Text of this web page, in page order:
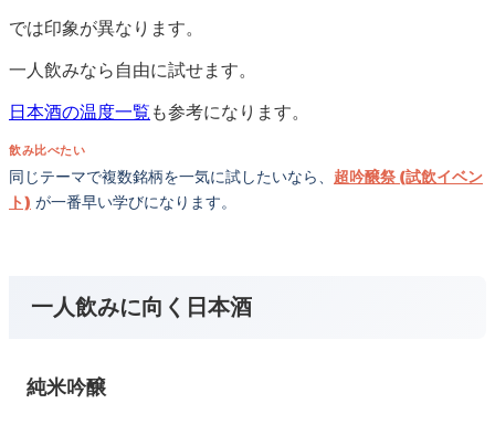
では印象が異なります。
一人飲みなら自由に試せます。
日本酒の温度一覧 も参考になります。
飲み比べたい
同じテーマで複数銘柄を一気に試したいなら、 超吟醸祭 (試飲イベン
ト) が一番早い学びになります。
一人飲みに向く日本酒
純米吟醸